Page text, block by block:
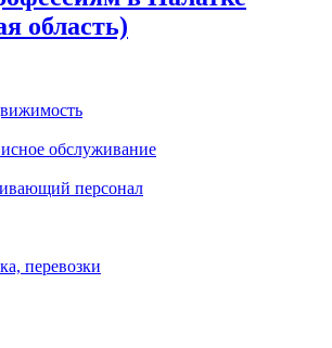
область)
обслуживание
персонал
перевозки